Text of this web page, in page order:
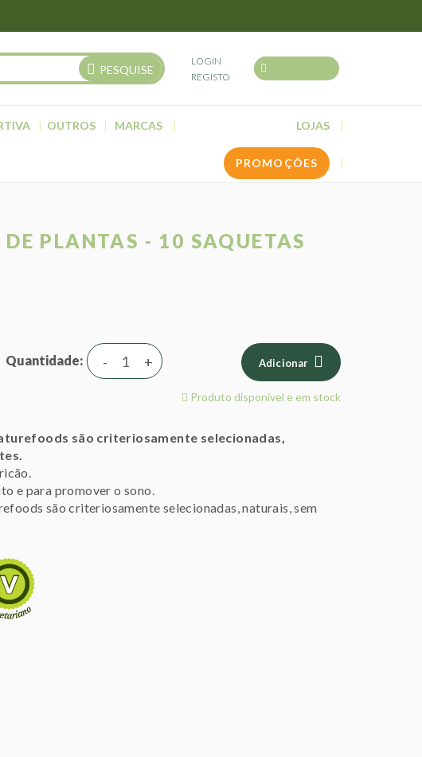
PESQUISE
LOGIN
REGISTO
OUTROS MARCAS LOJAS
PROMOÇÕES
PLANTAS - 10 SAQUETAS
Quantidade +
- Adicionar
Produto disponível e em stock
são criteriosamente selecionadas,
e para promover o sono.
são criteriosamente selecionadas, naturais, sem